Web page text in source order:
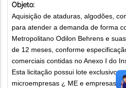
Objeto:
Aquisição de ataduras, algodões,
para atender a demanda de forma
Metropolitano Odilon Behrens e
de 12 meses, conforme
comerciais contidas no Anexo I do
Esta licitação possui lote exclusivo
microempresas ¿ ME e empresas